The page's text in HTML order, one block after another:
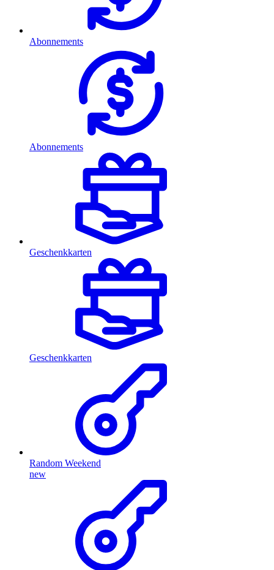
Abonnements
Abonnements
Geschenkkarten
Geschenkkarten
Random Weekend
new